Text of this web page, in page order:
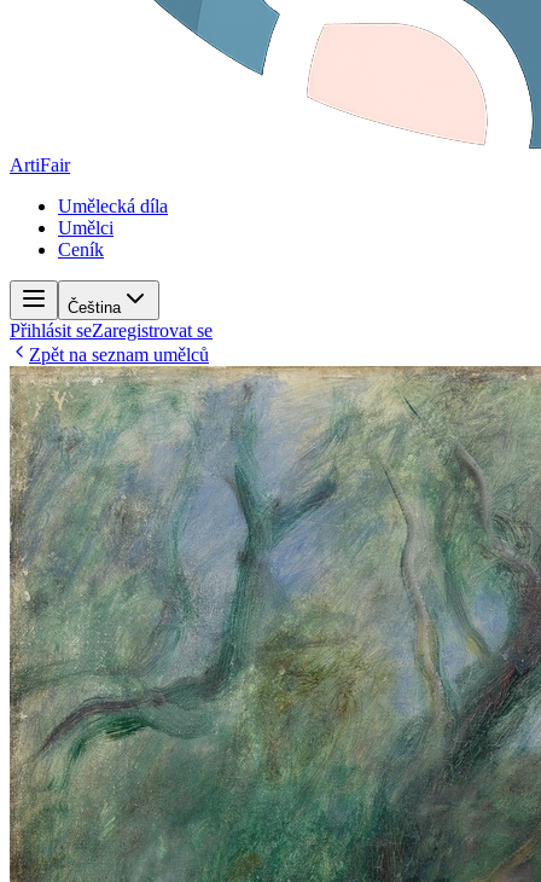
ArtiFair
Umělecká díla
Umělci
Ceník
Čeština
Přihlásit seZaregistrovat se
Zpět na seznam umělců